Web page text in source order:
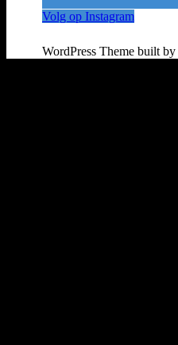
Volg op Instagram
WordPress Theme built by